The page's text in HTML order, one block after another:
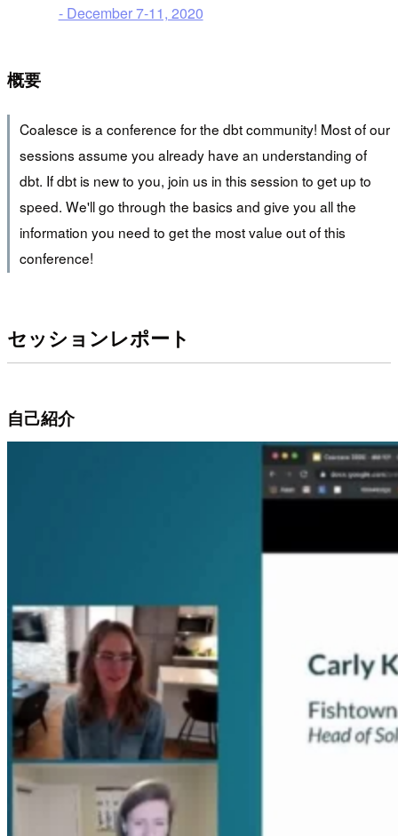
- December 7-11, 2020
概要
Coalesce is a conference for the dbt community! Most of our
sessions assume you already have an understanding of
dbt. If dbt is new to you, join us in this session to get up to
speed. We'll go through the basics and give you all the
information you need to get the most value out of this
conference!
セッションレポート
自己紹介